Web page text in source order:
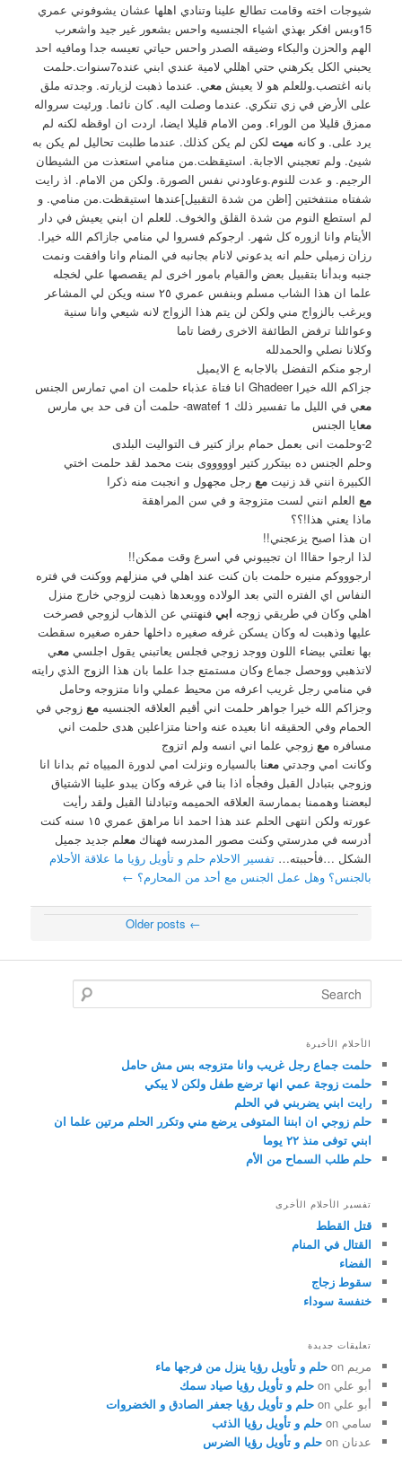
شيوجات اخته وقامت تطالع علينا وتنادي اهلها عشان يشوفوني عمري
15وبس افكر بهذي اشياء الجنسيه واحس بشعور غير جيد واشعرب
الهم والحزن والبكاء وضيقه الصدر واحس حياتي تعيسه جدا ومافيه احد
يحبني الكل يكرهني حتي اهللي لامية عندي ابني عنده7سنوات.حلمت
بانه اغتصب.وللعلم هو لا يعيشمعي. عندما ذهبت لزيارته. وجدته ملق
على الأرض في زي تنكري. عندما وصلت اليه. كان نائما. ورئيت سرواله
ممزق قليلا من الوراء. ومن الامام قليلا ايضا، اردت ان اوقظه لكنه لم
يرد على. و كانهميت لكن لم يكن كذلك. عندما طلبت تحاليل لم يكن به
شيئ. ولم تعجبني الاجابة. استيقظت.من منامي استعذت من الشيطان
الرجيم. و عدت للنوم.وعاودني نفس الصورة. ولكن من الامام. اذ رايت
شفتاه منتفختين [اظن من شدة التقبيل]عندها استيقظت.من منامي. و
لم استطع النوم من شدة القلق والخوف. للعلم ان ابني يعيش في دار
الأيتام وانا ازوره كل شهر. ارجوكم فسروا لي منامي جازاكم الله خيرا.
رزان زميلي حلم انه يدعوني لانام بجانبه في المنام وانا وافقت ونمت
جنبه وبدأنا بتقبيل بعض والقيام بامور اخرى لم يقصصها علي لخجله
علما ان هذا الشاب مسلم وبنفس عمري ٢٥ سنه ويكن لي المشاعر
ويرغب بالزواج مني ولكن لن يتم هذا الزواج لانه شيعي وانا سنية
وعوائلنا ترفض الطائفة الاخرى رفضا تاما
وكلانا نصلي والحمدلله
ارجو منكم التفضل بالاجابه ع الايميل
جزاكم الله خيرا Ghadeer انا فتاة عذباء حلمت ان امي تمارس الجنس
معي في الليل ما تفسير ذلك awatef 1- حلمت أن فى حد بي مارس
معايا الجنس
2-وحلمت انى بعمل حمام براز كتير ف التواليت البلدى
وحلم الجنس ده بيتكرر كتير اوووووى بنت محمد لقد حلمت اختي
الكبيرة انني قد زنيتمع رجل مجهول و انجبت منه ذكرا
مع العلم انني لست متزوجة و في سن المراهقة
ماذا يعني هذا!؟؟
ان هذا اصبح يزعجني!!
لذا ارجوا حقااا ان تجيبوني في اسرع وقت ممكن!!
ارجوووكم منيره حلمت بان كنت عند اهلي في منزلهم ووكنت في فتره
النفاس اي الفتره التي بعد الولاده ووبعدها ذهبت لزوجي خارج منزل
اهلي وكان في طريقي زوجه ابي فنهتني عن الذهاب لزوجي فصرخت
عليها وذهبت له وكان يسكن غرفه صغيره داخلها حفره صغيره سقطت
بها نعلتي بيضاء اللون ووجد زوجي فجلس يعاتبني يقول اجلسيمعي
لاتذهبي ووحصل جماع وكان مستمتع جدا علما بان هذا الزوج الذي رايته
في منامي رجل غريب اعرفه من محيط عملي وانا متزوجه وحامل
وجزاكم الله خيرا جواهر حلمت اني أقيم العلاقه الجنسيهمع زوجي في
الحمام وفي الحقيقه انا بعيده عنه واحنا متزاعلين هدى حلمت اني
مسافرهمع زوجي علما اني انسه ولم اتزوج
وكانت امي وجدتيمعنا بالسياره ونزلت امي لدورة الميياه ثم بدانا انا
وزوجي بتبادل القبل وفجأه اذا بنا في غرفه وكان يبدو علينا الاشتياق
لبعضنا وهممنا بممارسة العلاقه الحميمه وتبادلنا القبل ولقد رأيت
عورته ولكن انتهى الحلم عند هذا احمد انا مراهق عمري ١٥ سنه كنت
أدرسه في مدرستي وكنت مصور المدرسه فهناكمعلم جديد جميل
الشكل …فأحببته…تفسير الاحلام حلم و تأويل رؤيا ما علاقة الأحلام
بالجنس؟ وهل عمل الجنس مع أحد من المحارم؟ ←
←
Search
الأحلام الأخيرة
حلمت جماع رجل غريب وانا متزوجه بس مش حامل
حلمت زوجة عمي انها ترضع طفل ولكن لا يبكي
رايت ابني يضربني في الحلم
حلم زوجي ان ابننا المتوفى يرضع مني وتكرر الحلم مرتين علما ان
ابني توفى منذ ٢٢ يوما
حلم طلب السماح من الأم
تفسير الأحلام الأخرى
قتل القطط
القتال في المنام
الفضاء
سقوط زجاج
خنفسة سوداء
تعليقات جديدة
مريم on
حلم و تأويل رؤيا ينزل من فرجها ماء
أبو علي on
حلم و تأويل رؤيا صياد سمك
أبو علي on
حلم و تأويل رؤيا جعفر الصادق و الخضروات
سامي on
حلم و تأويل رؤيا الذئب
عدنان on حلم و تأويل رؤيا الضرس